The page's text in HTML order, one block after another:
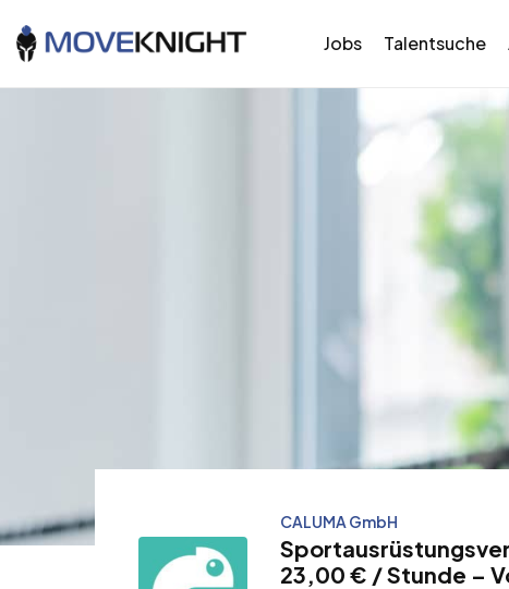
Jobs Talentsuche
CALUMA GmbH
23,00 € / Stunde –